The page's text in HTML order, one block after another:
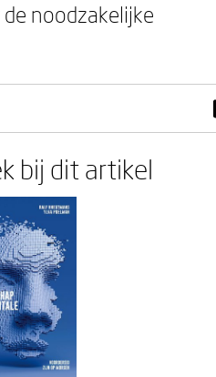
noodzakelijke
bij dit artikel